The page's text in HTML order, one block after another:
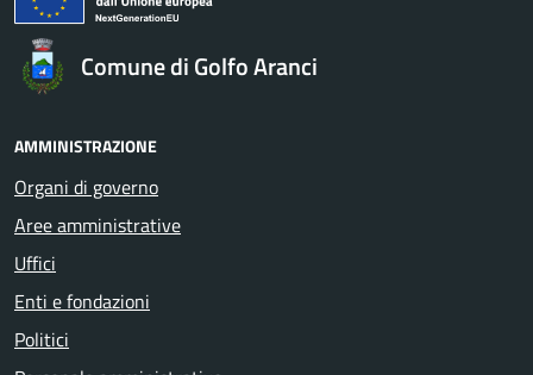
Comune di Golfo Aranci
AMMINISTRAZIONE
Organi di governo
Aree amministrative
Uffici
Enti e fondazioni
Politici